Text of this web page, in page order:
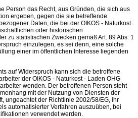
Person das Recht, aus Gründen, die sich aus
ergeben, gegen die sie betreffende
Daten, die bei der OIKOS - Naturkost
oder historischen
zu statistischen Zwecken gemäß Art. 89 Abs. 1
einzulegen, es sei denn, eine solche
einer im öffentlichen Interesse liegenden
auf Widerspruch kann sich die betroffene
der OIKOS - Naturkost - Laden OHG
wenden. Der betroffenen Person steht
mit der Nutzung von Diensten der
ungeachtet der Richtlinie 2002/58/EG, ihr
automatisierter Verfahren auszuüben, bei
verwendet werden.